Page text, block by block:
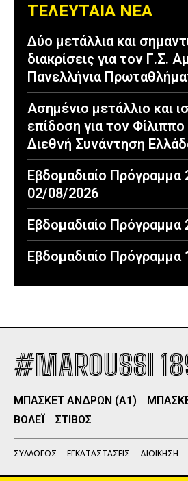
ΤΕΛΕΥΤΑΙΑ ΝΕΑ
Δύο μετάλλια και
διακρίσεις για τον Γ.Σ.
Πανελλήνια
Ασημένιο μετάλλιο και
επίδοση για τον
Διεθνή Συνάντηση
Εβδομαδιαίο Πρόγραμμα
02/08/2026
Εβδομαδιαίο
Εβδομαδιαίο
#MAROUSSI
ΜΠΑΣΚΕΤ ΑΝΔΡΩΝ (Α1)
ΒΟΛΕΪ
ΣΤΙΒΟΣ
ΣΥΛΛΟΓΟΣ ΕΓΚΑΤΑΣΤΑΣΕΙΣ ΔΙΟΙΚΗΣΗ